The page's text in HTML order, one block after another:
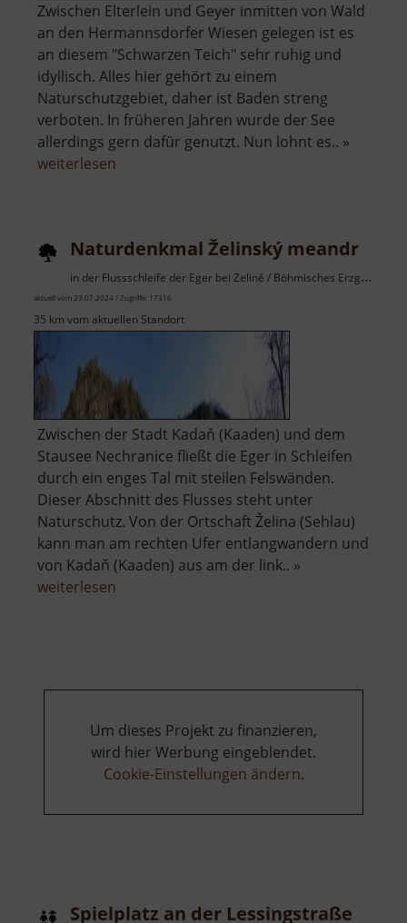
Zwischen Elterlein und Geyer inmitten von Wald
an den Hermannsdorfer Wiesen gelegen ist es
an diesem "Schwarzen Teich" sehr ruhig und
idyllisch. Alles hier gehört zu einem
Naturschutzgebiet, daher ist Baden streng
verboten. In früheren Jahren wurde der See
allerdings gern dafür genutzt. Nun lohnt es.. »
weiterlesen
Elterlein
Naturdenkmal Želinský meandr
in der Flussschleife der Eger bei Zelině / Böhmisches Erzgebirge
aktuell vom 23.07.2024 / Zugriffe: 17316
35 km vom aktuellen Standort
Zwischen der Stadt Kadaň (Kaaden) und dem
Stausee Nechranice fließt die Eger in Schleifen
durch ein enges Tal mit steilen Felswänden.
Dieser Abschnitt des Flusses steht unter
Naturschutz. Von der Ortschaft Želina (Sehlau)
kann man am rechten Ufer entlangwandern und
von Kadaň (Kaaden) aus am der link.. »
weiterlesen
Um dieses Projekt zu finanzieren,
wird hier Werbung eingeblendet.
Cookie-Einstellungen ändern.
Spielplatz an der Lessingstraße